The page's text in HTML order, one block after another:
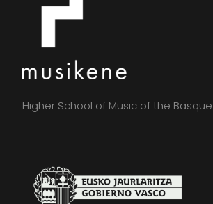
Higher School of Music of the